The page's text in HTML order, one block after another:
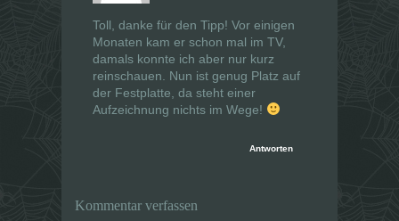
Toll, danke für den Tipp! Vor einigen
Monaten kam er schon mal im TV,
damals konnte ich aber nur kurz
reinschauen. Nun ist genug Platz auf
der Festplatte, da steht einer
Aufzeichnung nichts im Wege!
Antworten
Kommentar verfassen